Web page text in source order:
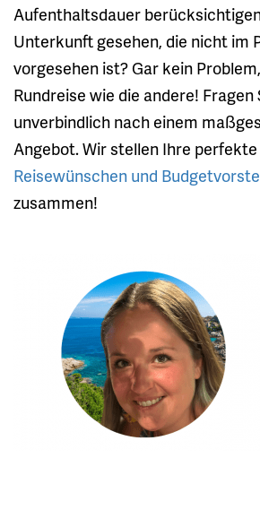
Aufenthaltsdauer
Unterkunft gesehen, die nicht im
vorgesehen ist? Gar kein
Rundreise wie die andere! Fragen
unverbindlich nach einem
Angebot. Wir stellen Ihre
Reisewünschen und
zusammen!